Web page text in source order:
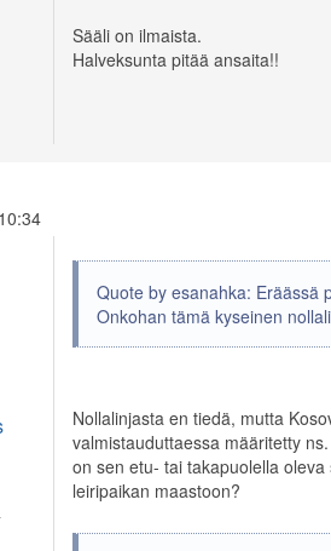
Sääli on ilmaista.
Halveksunta pitää ansaita!!
Quote by esanahka: Eräässä
Onkohan tämä kyseinen
Nollalinjasta en tiedä, mutta
valmistauduttaessa määritetty
on sen etu- tai takapuolella
leiripaikan maastoon?